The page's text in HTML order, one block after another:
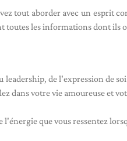
tout aborder avec un esprit
toutes les informations dont ils
leadership, de l'expression de
dans votre vie amoureuse et
l'énergie que vous ressentez